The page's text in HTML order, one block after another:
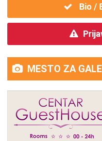
Bio /
MESTO ZA